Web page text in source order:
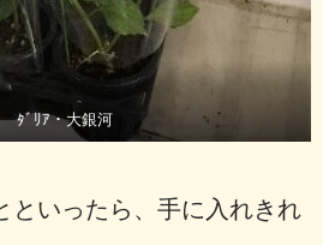
ﾀﾞﾘｱ・大銀河
といったら、手に入れきれ